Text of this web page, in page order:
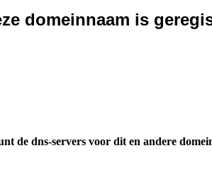
domeinnaam is
de dns-servers voor dit en andere